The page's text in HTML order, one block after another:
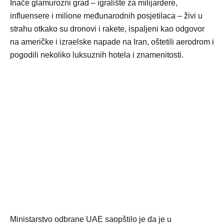
Inače glamurozni grad – igralište za milijardere,
influensere i milione međunarodnih posjetilaca – živi u
strahu otkako su dronovi i rakete, ispaljeni kao odgovor
na američke i izraelske napade na Iran, oštetili aerodrom i
pogodili nekoliko luksuznih hotela i znamenitosti.
Ministarstvo odbrane UAE saopštilo je da je u